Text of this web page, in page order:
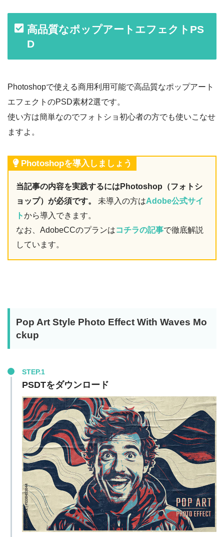
高品質なポップアートエフェクトPS
D
Photoshopで使える商用利用可能で高品質なポップアート
エフェクトのPSD素材2選です。
使い方は簡単なのでフォトショ初心者の方でも使いこなせ
ますよ。
Photoshopを導入しましょう
当記事の内容を実践するにはPhotoshop（フォトシ
ョップ）が必須です。
未導入の方はAdobe公式サイ
トから導入できます。
なお、AdobeCCのプランはコチラの記事で徹底解説
しています。
Pop Art Style Photo Effect With Waves Mo
ckup
STEP.1
PSDTをダウンロード